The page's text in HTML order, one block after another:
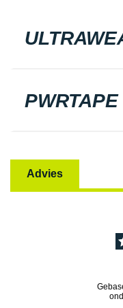
PWRTAPE
Advies